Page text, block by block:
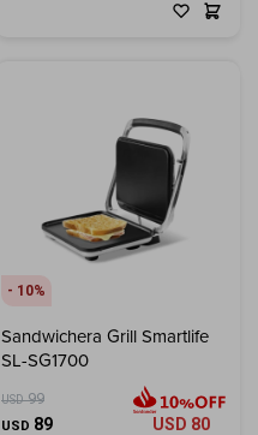
10
Sandwichera Grill Smartlife
SL-SG1700
USD 99
USD 89 USD 80